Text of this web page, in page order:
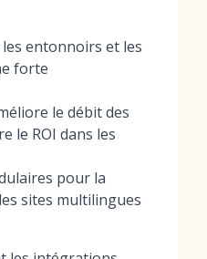
entonnoirs et les
forte
le débit des
le ROI dans les
pour la
sites multilingues